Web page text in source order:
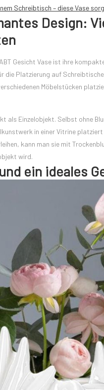
Schreibtisch – diese Vase
Design:
Gesicht Vase ist ihre
Platzierung auf
Möbelstücken
als Einzelobjekt. Selbst ohne
in einer Vitrine
kann man sie mit
wird.
ein ideales